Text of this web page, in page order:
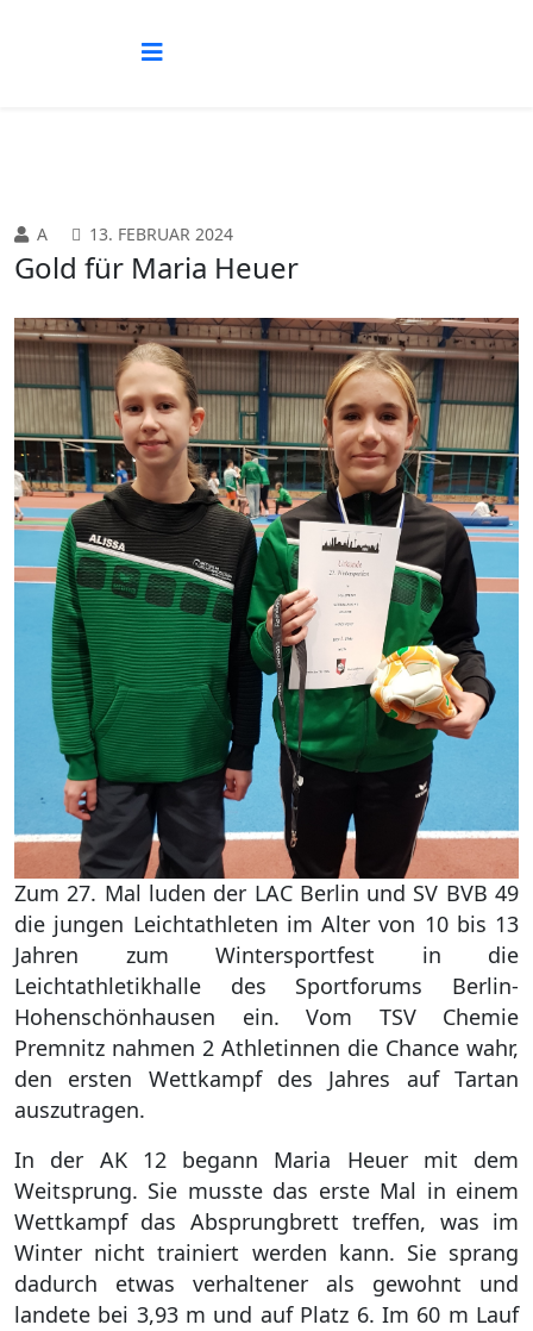
A 13. FEBRUAR 2024
Gold für Maria Heuer
Zum 27. Mal luden der LAC Berlin und SV BVB 49
die jungen Leichtathleten im Alter von 10 bis 13
Jahren zum Wintersportfest in die
Leichtathletikhalle des Sportforums Berlin-
Hohenschönhausen ein. Vom TSV Chemie
Premnitz nahmen 2 Athletinnen die Chance wahr,
den ersten Wettkampf des Jahres auf Tartan
auszutragen.
In der AK 12 begann Maria Heuer mit dem
Weitsprung. Sie musste das erste Mal in einem
Wettkampf das Absprungbrett treffen, was im
Winter nicht trainiert werden kann. Sie sprang
dadurch etwas verhaltener als gewohnt und
landete bei 3,93 m und auf Platz 6. Im 60 m Lauf